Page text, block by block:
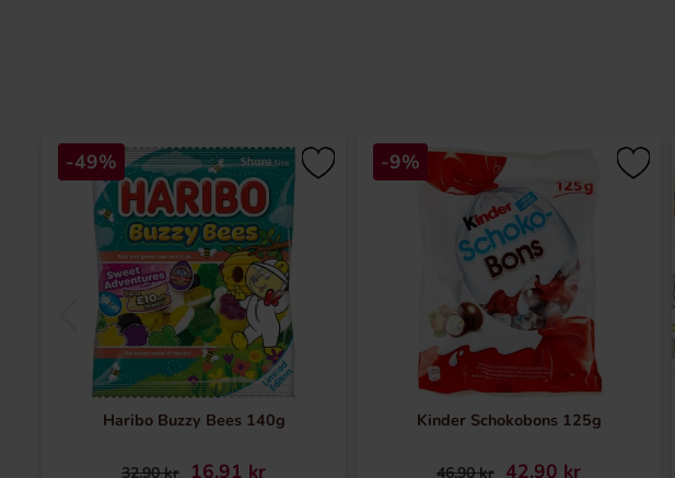
-49%
Haribo Buzzy Bees 140g
32.90 kr 16.91 kr
-9%
Kinder Schokobons 125g
46.90 kr 42.90 kr